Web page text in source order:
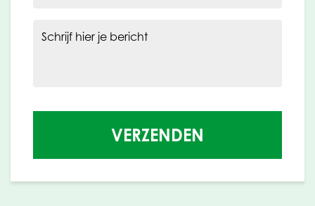
Schrijf hier je bericht
VERZENDEN